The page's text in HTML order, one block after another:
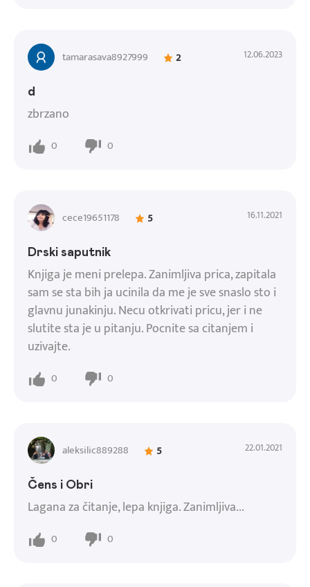
tamarasava8927999 2 12.06.2023
d
zbrzano
0 0
cece19651178 5 16.11.2021
Drski saputnik
Knjiga je meni prelepa. Zanimljiva prica, zapitala
sam se sta bih ja ucinila da me je sve snaslo sto i
glavnu junakinju. Necu otkrivati pricu, jer i ne
slutite sta je u pitanju. Pocnite sa citanjem i
uzivajte.
0 0
aleksilic889288 5 22.01.2021
Čens i Obri
Lagana za čitanje, lepa knjiga. Zanimljiva...
0 0